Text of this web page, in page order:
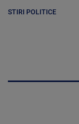
STIRI POLITICE